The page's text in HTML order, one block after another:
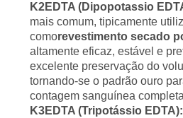
K2EDTA (Dipopotassio
mais comum, tipicamente
comorevestimento secado
altamente eficaz, estável e
excelente preservação do
tornando-se o padrão ouro
contagem sanguínea
K3EDTA (Tripotássio EDTA):